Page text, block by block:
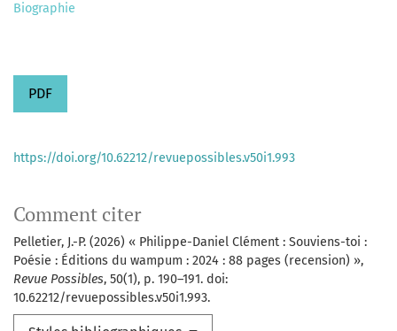
Biographie
PDF
Comment citer
Pelletier, J.-P. (2026) « Philippe-Daniel Clément : Souviens-toi :
Poésie : Éditions du wampum : 2024 : 88 pages (recension) »,
Revue Possibles, 50(1), p. 190–191. doi:
10.62212/revuepossibles.v50i1.993.
https://doi.org/10.62212/revuepossibles.v50i1.993